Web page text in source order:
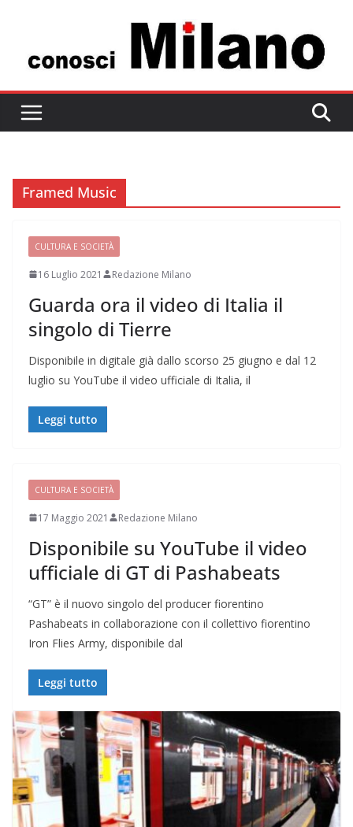
contenuto
Framed Music
CULTURA E SOCIETÀ
16 Luglio 2021 Redazione Milano
Guarda ora il video di Italia il
singolo di Tierre
Disponibile in digitale già dallo scorso 25 giugno e dal 12
luglio su YouTube il video ufficiale di Italia, il
Leggi tutto
CULTURA E SOCIETÀ
17 Maggio 2021 Redazione Milano
Disponibile su YouTube il video
ufficiale di GT di Pashabeats
“GT” è il nuovo singolo del producer fiorentino
Pashabeats in collaborazione con il collettivo fiorentino
Iron Flies Army, disponibile dal
Leggi tutto